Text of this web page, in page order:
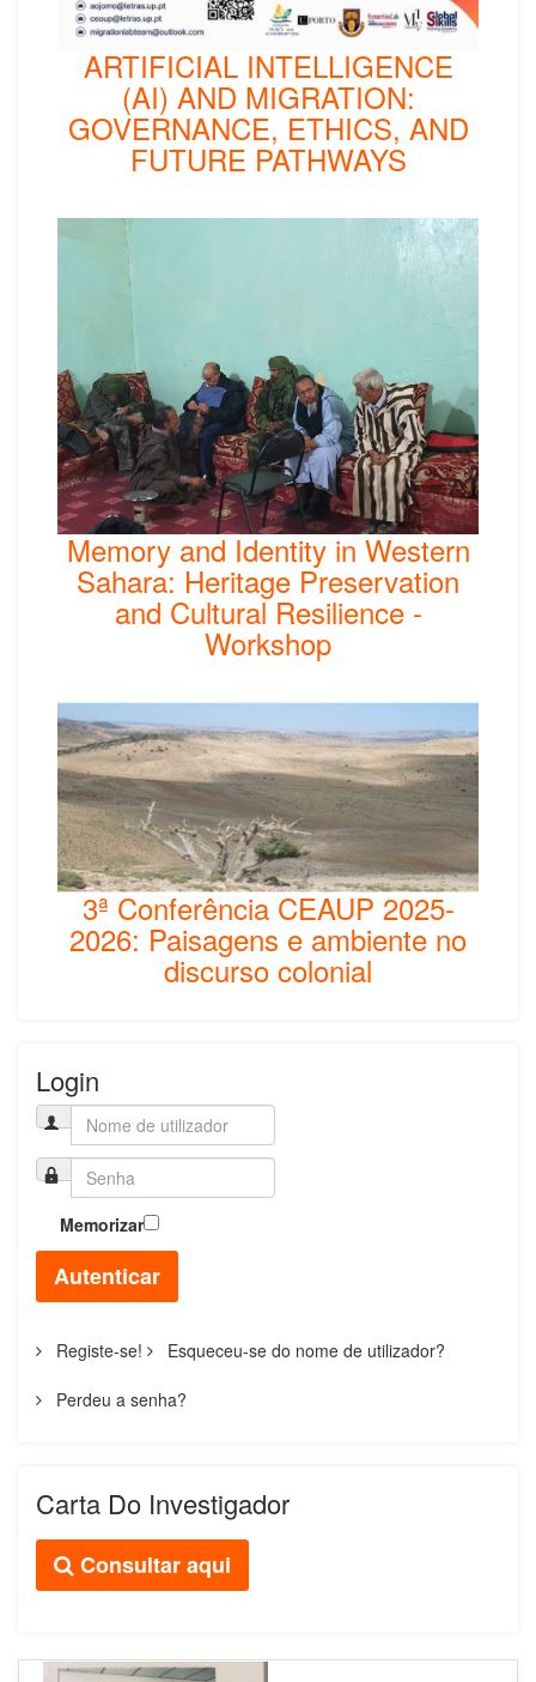
ARTIFICIAL INTELLIGENCE
(AI) AND MIGRATION:
GOVERNANCE, ETHICS, AND
FUTURE PATHWAYS
Memory and Identity in Western
Sahara: Heritage Preservation
and Cultural Resilience -
Workshop
3ª Conferência CEAUP 2025-
2026: Paisagens e ambiente no
discurso colonial
Login
Memorizar
Autenticar
Registe-se! Esqueceu-se do nome de utilizador?
Perdeu a senha?
Carta Do Investigador
Consultar aqui